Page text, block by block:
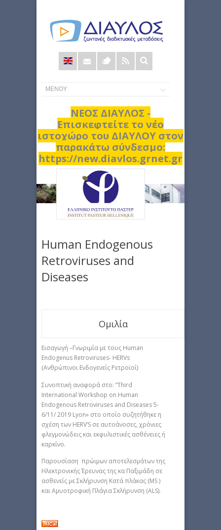
Φόρμα
αναζήτησης
ΝΕΟΣ ΔΙΑΥΛΟΣ -
Επισκεφτείτε το νέο
ιστοχώρο του ΔΙΑΥΛΟΥ στον
παρακάτω σύνδεσμο:
https://new.diavlos.grnet.gr
Human Endogenous
Retroviruses and
Diseases
Ομιλία
Εισαγωγή –Γνωριμία με τους Human
Endogenus Retroviruses- HERVs
(Ανθρώπινοι Eνδογενείς Pετροϊοί)
Συνοπτική αναφορά στο: “Third
International Workshop on Human
Endogenous Retroviruses and Diseases 5-
6/11/ 2019 Lyon» στο οποίο συζητήθηκε η
σχέση των HERV’S σε αυτοάνοσες, χρόνιες
φλεγμονώδεις και εκφυλιστικές ασθένειες ή
καρκίνο.
Παρουσίαση πρώιμων αποτελεσμάτων της
Ηλεκτρονικής Έρευνας της κα Παξιμάδη σε
ασθενείς με Σκλήρυνση Κατά πλάκας (MS )
και Αμυοτροφική Πλάγια Σκλήρυνση (ALS).